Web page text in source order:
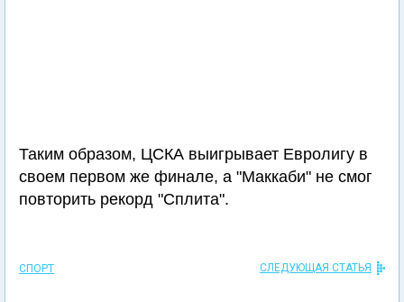
Таким образом, ЦСКА выигрывает Евролигу в
своем первом же финале, а "Маккаби" не смог
повторить рекорд "Сплита".
СПОРТ СЛЕДУЮЩАЯ СТАТЬЯ